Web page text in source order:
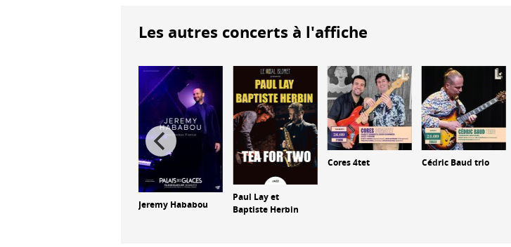
Les autres concerts à l'affiche
Jeremy Hababou
Paul Lay et
Baptiste Herbin
Cores 4tet Cédric Baud trio